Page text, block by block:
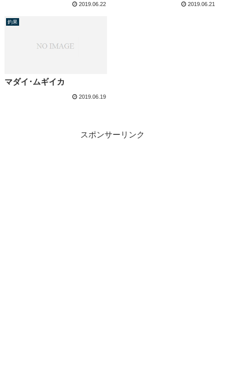
2019.06.22 2019.06.21
釣果
マダイ･ムギイカ
2019.06.19
スポンサーリンク